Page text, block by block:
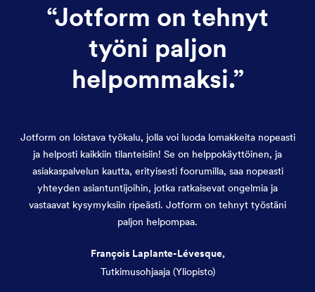
“Jotform on tehnyt
työni paljon
helpommaksi.”
Jotform on loistava työkalu, jolla voi luoda lomakkeita nopeasti
ja helposti kaikkiin tilanteisiin! Se on helppokäyttöinen, ja
asiakaspalvelun kautta, erityisesti foorumilla, saa nopeasti
yhteyden asiantuntijoihin, jotka ratkaisevat ongelmia ja
vastaavat kysymyksiin ripeästi. Jotform on tehnyt työstäni
paljon helpompaa.
François Laplante-Lévesque,
Tutkimusohjaaja (Yliopisto)